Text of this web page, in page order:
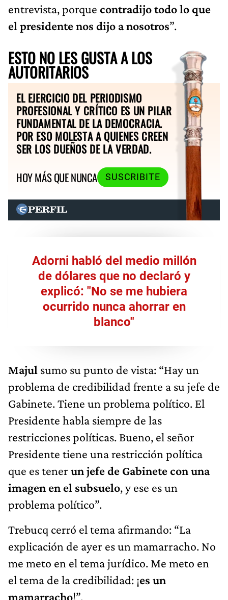
entrevista, porque contradijo todo lo que
el presidente nos dijo a nosotros”.
ESTO NO LES GUSTA A LOS
AUTORITARIOS
EL EJERCICIO DEL PERIODISMO
PROFESIONAL Y CRÍTICO ES UN PILAR
FUNDAMENTAL DE LA DEMOCRACIA.
POR ESO MOLESTA A QUIENES CREEN
SER LOS DUEÑOS DE LA VERDAD.
HOY MÁS QUE NUNCA
SUSCRIBITE
Adorni habló del medio millón
de dólares que no declaró y
explicó: "No se me hubiera
ocurrido nunca ahorrar en
blanco"
Majul sumo su punto de vista: “Hay un
problema de credibilidad frente a su jefe de
Gabinete. Tiene un problema político. El
Presidente habla siempre de las
restricciones políticas. Bueno, el señor
Presidente tiene una restricción política
que es tener un jefe de Gabinete con una
imagen en el subsuelo, y ese es un
problema político”.
Trebucq cerró el tema afirmando: “La
explicación de ayer es un mamarracho. No
me meto en el tema jurídico. Me meto en
el tema de la credibilidad: ¡es un
mamarracho!”.